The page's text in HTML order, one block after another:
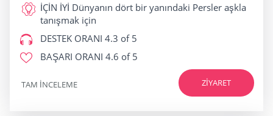
İÇİN İYİ Dünyanın dört bir yanındaki Persler aşkla
tanışmak için
DESTEK ORANI 4.3 of 5
BAŞARI ORANI 4.6 of 5
ZIYARET
TAM INCELEME